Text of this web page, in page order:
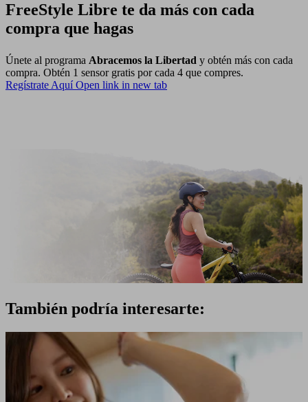
FreeStyle Libre te da más con cada
compra que hagas
Únete al programa Abracemos la Libertad y obtén más con cada
compra. Obtén 1 sensor gratis por cada 4 que compres.
Regístrate Aquí Open link in new tab
También podría interesarte: